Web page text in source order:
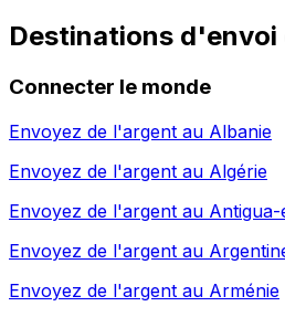
Destinations
Connecter le monde
Envoyez de l'argent au Albanie
Envoyez de l'argent au Algérie
Envoyez de l'argent au
Envoyez de l'argent au
Envoyez de l'argent au Arménie